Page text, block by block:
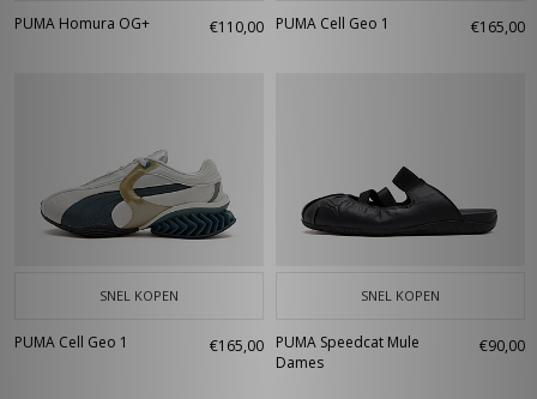
PUMA Homura OG+ €110,00 PUMA Cell Geo 1 €165,00
SNEL KOPEN
PUMA Cell Geo 1 €165,00
SNEL KOPEN
PUMA Speedcat Mule
Dames
€90,00